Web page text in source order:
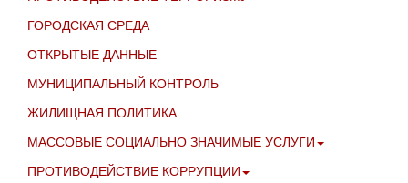
ГОРОДСКАЯ СРЕДА
ОТКРЫТЫЕ ДАННЫЕ
МУНИЦИПАЛЬНЫЙ КОНТРОЛЬ
ЖИЛИЩНАЯ ПОЛИТИКА
МАССОВЫЕ СОЦИАЛЬНО ЗНАЧИМЫЕ УСЛУГИ
ПРОТИВОДЕЙСТВИЕ КОРРУПЦИИ